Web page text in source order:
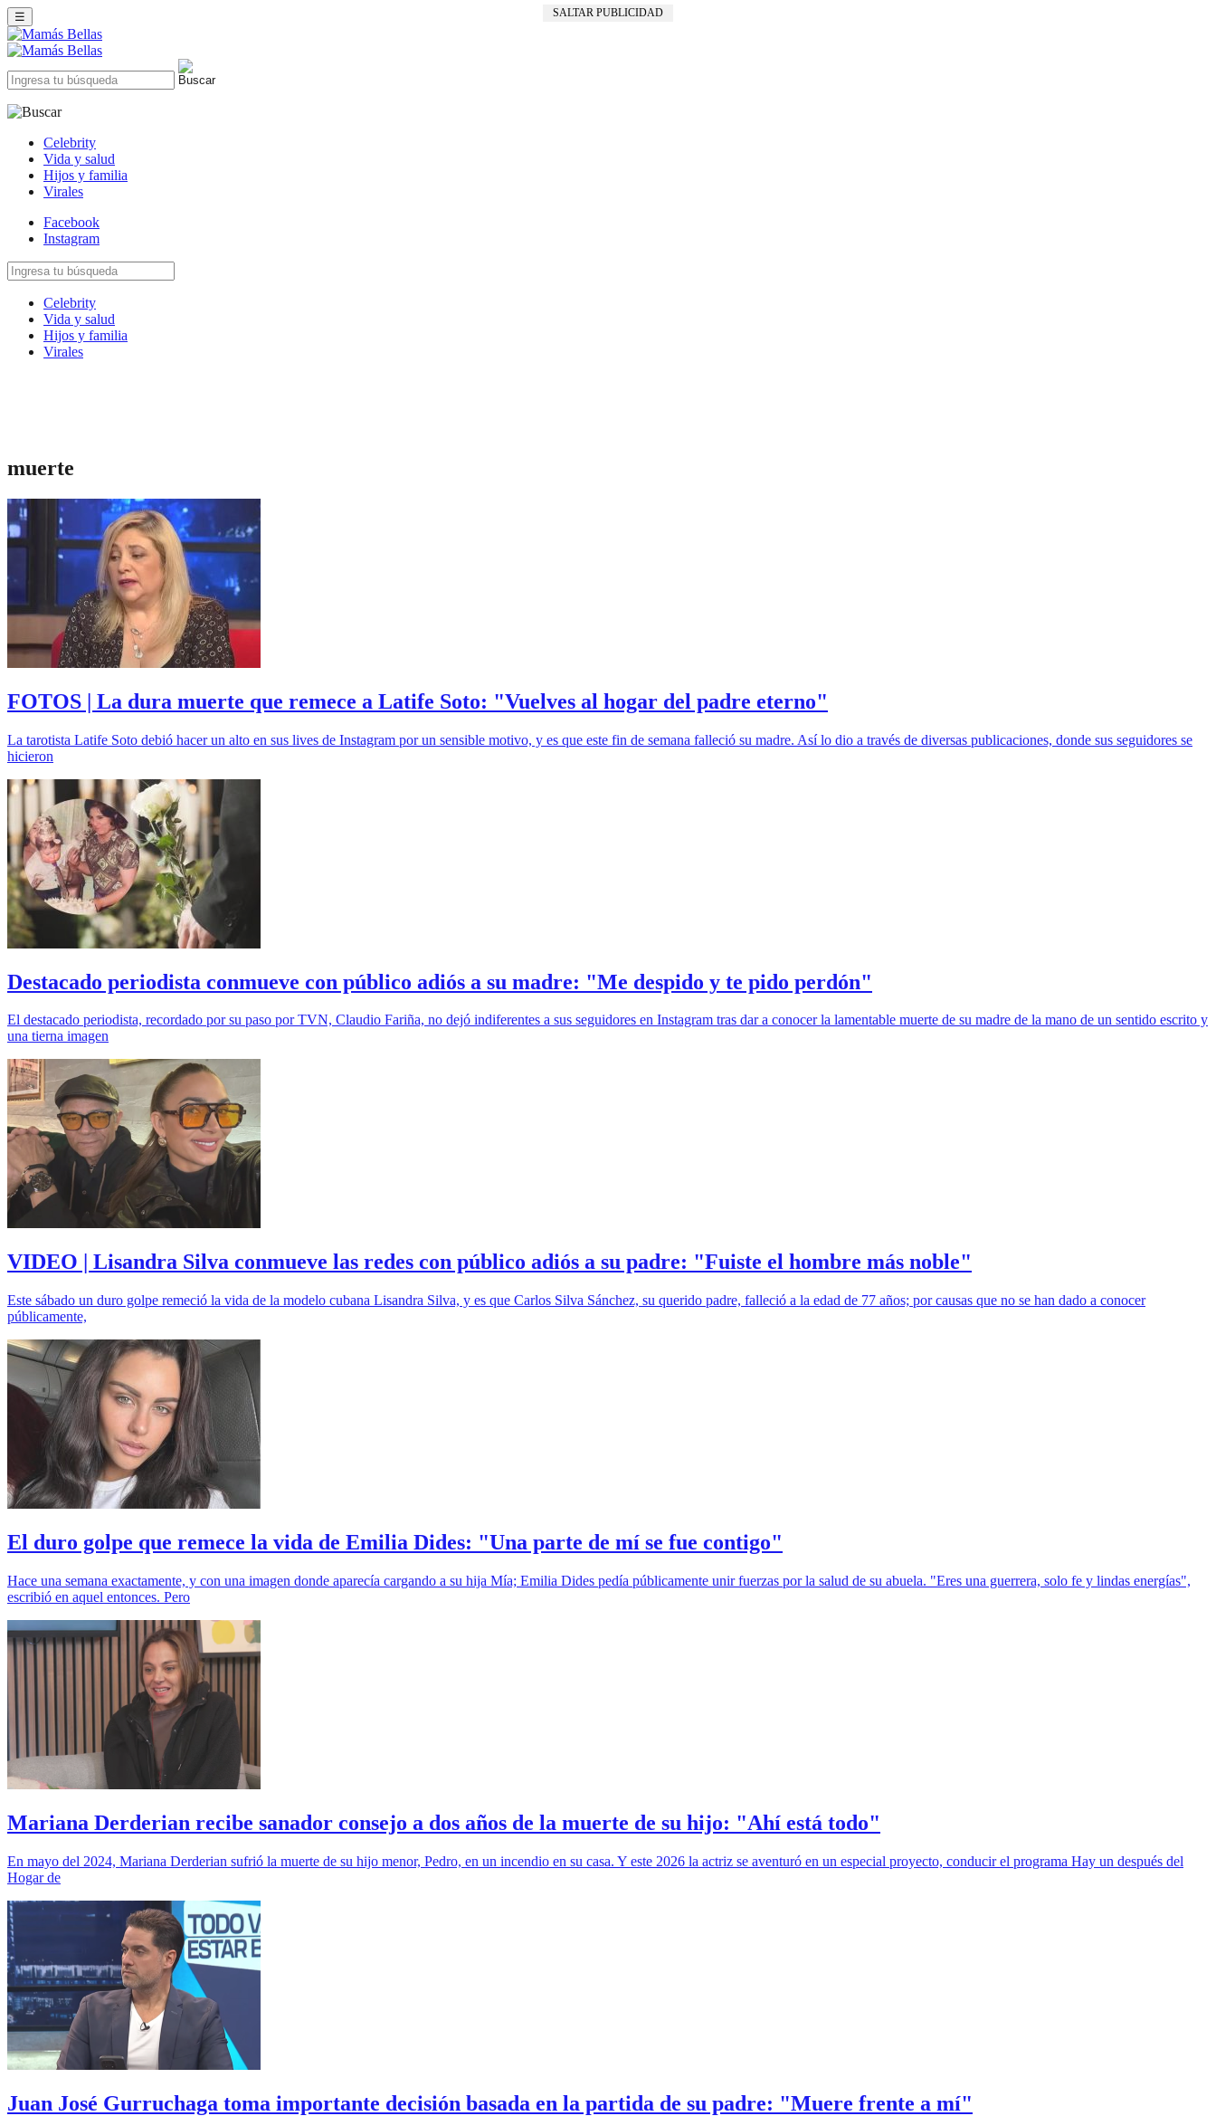
SALTAR PUBLICIDAD
☰
Celebrity
Vida y salud
Hijos y familia
Virales
Facebook
Instagram
Celebrity
Vida y salud
Hijos y familia
Virales
muerte
FOTOS | La dura muerte que remece a Latife Soto: "Vuelves al hogar del padre eterno"
La tarotista Latife Soto debió hacer un alto en sus lives de Instagram por un sensible motivo, y es que este fin de semana falleció su madre. Así lo dio a través de diversas publicaciones, donde sus seguidores se
hicieron
Destacado periodista conmueve con público adiós a su madre: "Me despido y te pido perdón"
El destacado periodista, recordado por su paso por TVN, Claudio Fariña, no dejó indiferentes a sus seguidores en Instagram tras dar a conocer la lamentable muerte de su madre de la mano de un sentido escrito y
una tierna imagen
VIDEO | Lisandra Silva conmueve las redes con público adiós a su padre: "Fuiste el hombre más noble"
Este sábado un duro golpe remeció la vida de la modelo cubana Lisandra Silva, y es que Carlos Silva Sánchez, su querido padre, falleció a la edad de 77 años; por causas que no se han dado a conocer
públicamente,
El duro golpe que remece la vida de Emilia Dides: "Una parte de mí se fue contigo"
Hace una semana exactamente, y con una imagen donde aparecía cargando a su hija Mía; Emilia Dides pedía públicamente unir fuerzas por la salud de su abuela. "Eres una guerrera, solo fe y lindas energías",
escribió en aquel entonces. Pero
Mariana Derderian recibe sanador consejo a dos años de la muerte de su hijo: "Ahí está todo"
En mayo del 2024, Mariana Derderian sufrió la muerte de su hijo menor, Pedro, en un incendio en su casa. Y este 2026 la actriz se aventuró en un especial proyecto, conducir el programa Hay un después del
Hogar de
Juan José Gurruchaga toma importante decisión basada en la partida de su padre: "Muere frente a mí"